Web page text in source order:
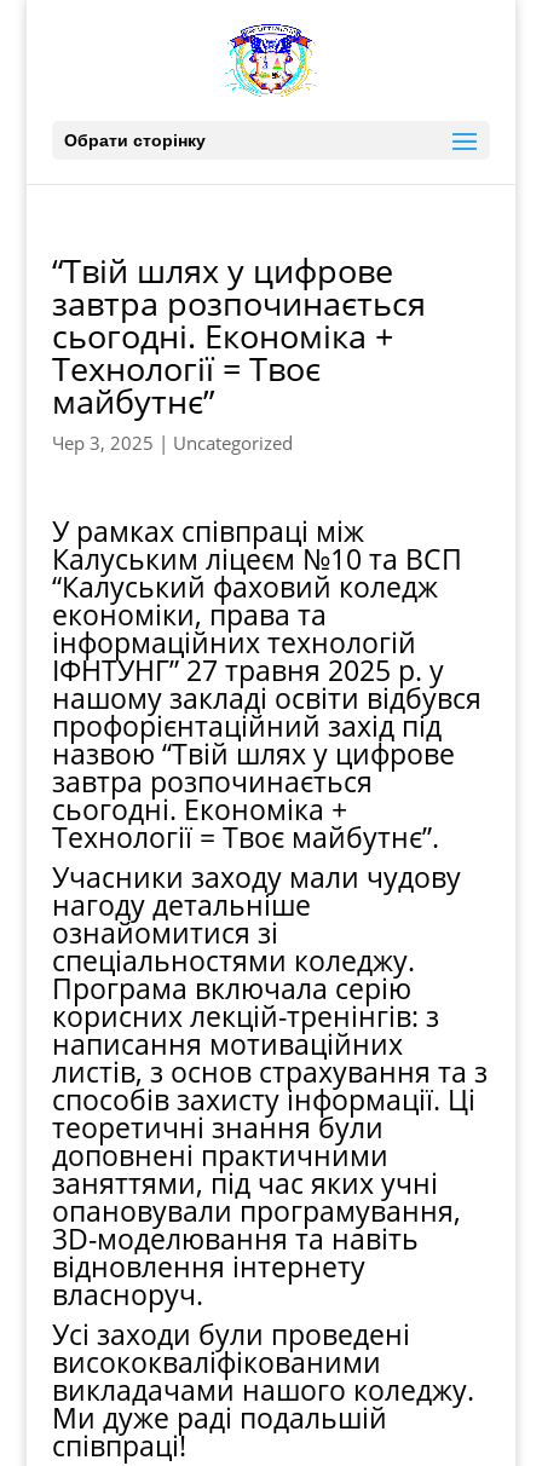
Обрати сторінку
“Твій шлях у цифрове
завтра розпочинається
сьогодні. Економіка +
Технології = Твоє
майбутнє”
Чер 3, 2025 | Uncategorized
У рамках співпраці між
Калуським ліцеєм №10 та ВСП
“Калуський фаховий коледж
економіки, права та
інформаційних технологій
ІФНТУНГ” 27 травня 2025 р. у
нашому закладі освіти відбувся
профорієнтаційний захід під
назвою “Твій шлях у цифрове
завтра розпочинається
сьогодні. Економіка +
Технології = Твоє майбутнє”.
Учасники заходу мали чудову
нагоду детальніше
ознайомитися зі
спеціальностями коледжу.
Програма включала серію
корисних лекцій-тренінгів: з
написання мотиваційних
листів, з основ страхування та з
способів захисту інформації. Ці
теоретичні знання були
доповнені практичними
заняттями, під час яких учні
опановували програмування,
3D-моделювання та навіть
відновлення інтернету
власноруч.
Усі заходи були проведені
висококваліфікованими
викладачами нашого коледжу.
Ми дуже раді подальшій
співпраці!